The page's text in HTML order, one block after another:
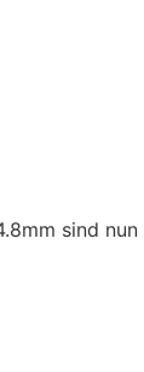
sind nun